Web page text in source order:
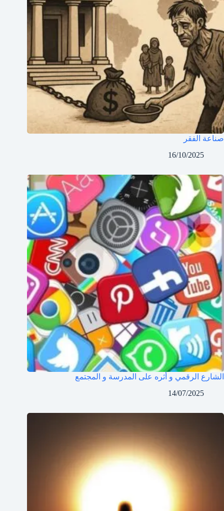
صناعة الفقر
16/10/2025
الشارع الرقمي و أثره على المدرسة و المجتمع
14/07/2025